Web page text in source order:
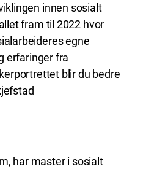
innen sosialt
fram til 2022 hvor
egne
erfaringer fra
blir du bedre
har master i sosialt